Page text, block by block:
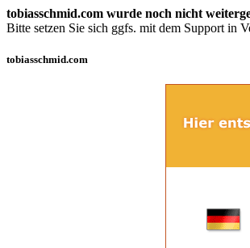
tobiasschmid.com wurde noch nicht
Bitte setzen Sie sich ggfs. mit dem Support in
tobiasschmid.com